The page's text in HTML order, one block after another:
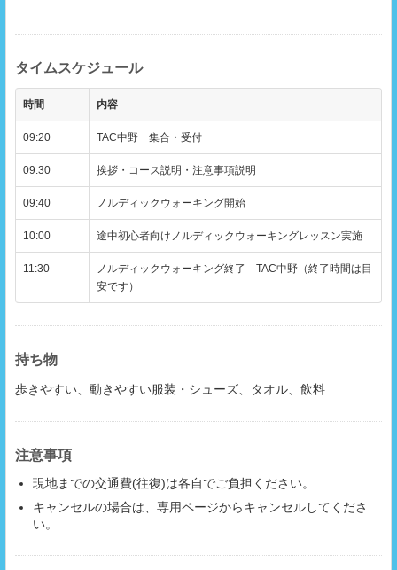
タイムスケジュール
時間 内容
09:20 TAC中野 集合・受付
09:30 挨拶・コース説明・注意事項説明
09:40 ノルディックウォーキング開始
10:00 途中初心者向けノルディックウォーキングレッスン実施
11:30
ノルディックウォーキング終了 TAC中野（終了時間は目
安です）
持ち物
歩きやすい、動きやすい服装・シューズ、タオル、飲料
注意事項
現地までの交通費(往復)は各自でご負担ください。
キャンセルの場合は、専用ページからキャンセルしてくださ
い。